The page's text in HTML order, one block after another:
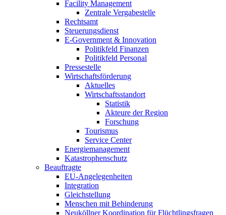
Facility Management
Zentrale Vergabestelle
Rechtsamt
Steuerungs­dienst
E-Government & Innovation
Politikfeld Finanzen
Politikfeld Personal
Pressestelle
Wirtschafts­förderung
Aktuelles
Wirtschafts­standort
Statistik
Akteure der Region
Forschung
Tourismus
Service Center
Energiemanagement
Katastrophen­schutz
Beauftragte
EU-Angelegenheiten
Integration
Gleichstellung
Menschen mit Behinderung
Neuköllner Koordination für Flüchtlingsfragen